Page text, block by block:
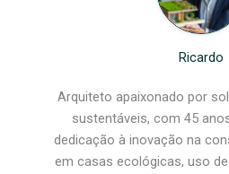
Ricardo
Arquiteto apaixonado por
sustentáveis, com 45
dedicação à inovação na
em casas ecológicas, uso